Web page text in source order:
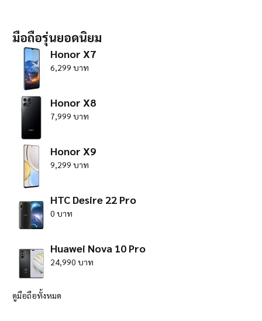
มือถือรุ่นยอดนิยม
Honor X7
6,299 บาท
Honor X8
7,999 บาท
Honor X9
9,299 บาท
HTC Desire 22 Pro
0 บาท
Huawei Nova 10 Pro
24,990 บาท
ดูมือถือทั้งหมด